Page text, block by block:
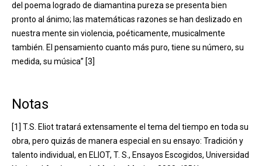
del poema logrado de diamantina pureza se presenta bien
pronto al ánimo; las matemáticas razones se han deslizado en
nuestra mente sin violencia, poéticamente, musicalmente
también. El pensamiento cuanto más puro, tiene su número, su
medida, su música” [3]
Notas
[1] T.S. Eliot tratará extensamente el tema del tiempo en toda su
obra, pero quizás de manera especial en su ensayo: Tradición y
talento individual, en ELIOT, T. S., Ensayos Escogidos, Universidad